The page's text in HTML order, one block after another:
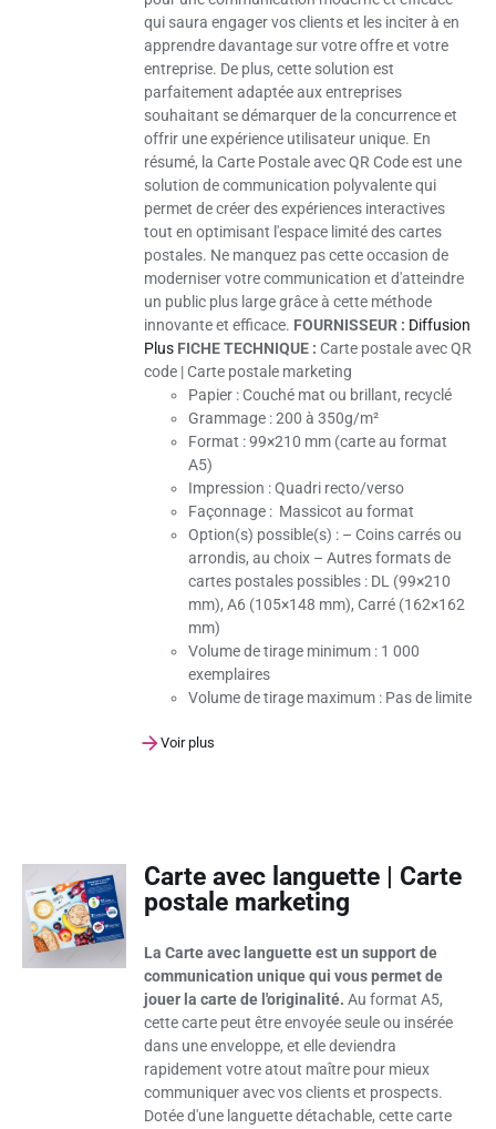
qui saura engager vos clients et les inciter à en
apprendre davantage sur votre offre et votre
entreprise. De plus, cette solution est
parfaitement adaptée aux entreprises
souhaitant se démarquer de la concurrence et
offrir une expérience utilisateur unique. En
résumé, la Carte Postale avec QR Code est une
solution de communication polyvalente qui
permet de créer des expériences interactives
tout en optimisant l'espace limité des cartes
postales. Ne manquez pas cette occasion de
moderniser votre communication et d'atteindre
un public plus large grâce à cette méthode
innovante et efficace. FOURNISSEUR : Diffusion
Plus FICHE TECHNIQUE : Carte postale avec QR
code | Carte postale marketing
Papier :Couché mat ou brillant, recyclé
Grammage :200 à 350g/m²
Format : 99×210 mm (carte au format
A5)
Impression :Quadri recto/verso
Façonnage : Massicot au format
Option(s) possible(s) : – Coins carrés ou
arrondis, au choix – Autres formats de
cartes postales possibles : DL (99×210
mm), A6 (105×148 mm), Carré (162×162
mm)
Volume de tirage minimum : 1 000
exemplaires
Volume de tirage maximum : Pas de limite
Voir plus
Carte avec languette | Carte
postale marketing
La Carte avec languette est un support de
communication unique qui vous permet de
jouer la carte de l'originalité. Au format A5,
cette carte peut être envoyée seule ou insérée
dans une enveloppe, et elle deviendra
rapidement votre atout maître pour mieux
communiquer avec vos clients et prospects.
Dotée d'une languette détachable, cette carte